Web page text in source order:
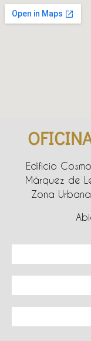
Edificio
Márquez de
Zona